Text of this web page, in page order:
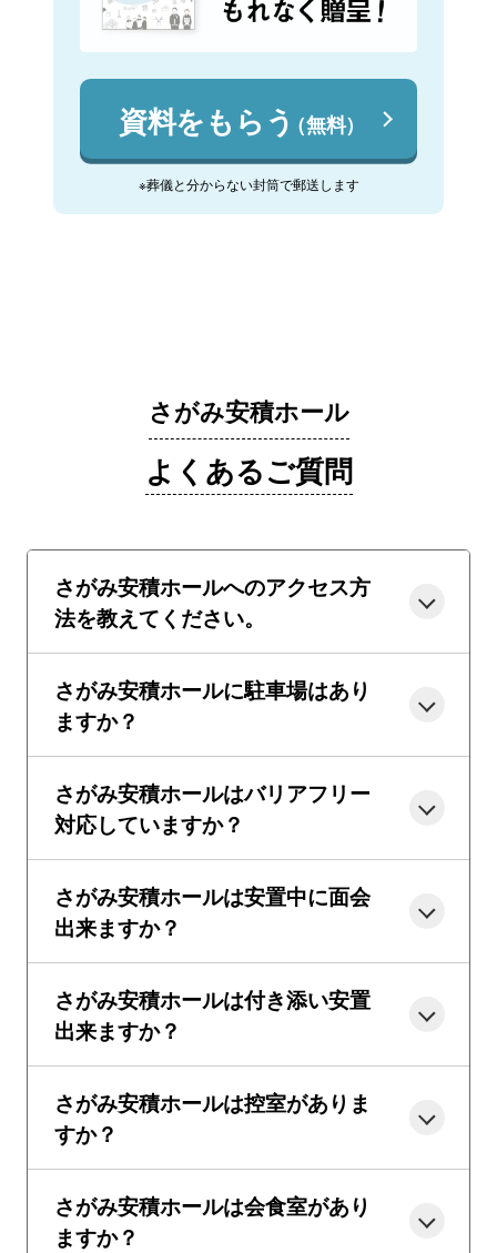
資料をもらう（無料）
※葬儀と分からない封筒で郵送します
さがみ安積ホール
よくあるご質問
さがみ安積ホールへのアクセス方
法を教えてください。
さがみ安積ホールに駐車場はあり
ますか？
さがみ安積ホールはバリアフリー
対応していますか？
さがみ安積ホールは安置中に面会
出来ますか？
さがみ安積ホールは付き添い安置
出来ますか？
さがみ安積ホールは控室がありま
すか？
さがみ安積ホールは会食室があり
ますか？